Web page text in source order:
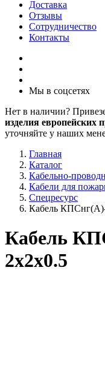
Доставка
Отзывы
Сотрудничество
Контакты
Мы в соцсетях
Нет в наличии?
изделия европейских
уточняйте у наших
Главная
Каталог
Кабельно-
Кабели для
Спецресурс
Кабель
Кабель
2x2x0.5